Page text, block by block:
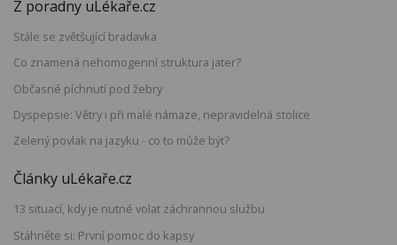
Z poradny uLékaře.cz
Stále se zvětšující bradavka
Co znamená nehomogenní struktura jater?
Občasné píchnutí pod žebry
Dyspepsie: Větry i při malé námaze, nepravidelná stolice
Zelený povlak na jazyku - co to může být?
Články uLékaře.cz
13 situací, kdy je nutné volat záchrannou službu
Stáhněte si: První pomoc do kapsy